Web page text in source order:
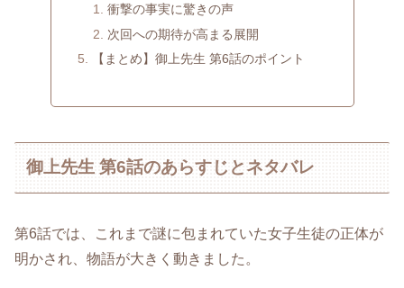
衝撃の事実に驚きの声
次回への期待が高まる展開
【まとめ】御上先生 第6話のポイント
御上先生 第6話のあらすじとネタバレ
第6話では、これまで謎に包まれていた女子生徒の正体が
明かされ、物語が大きく動きました。